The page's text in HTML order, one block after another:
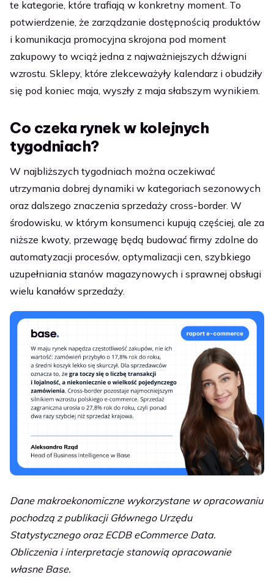
te kategorie, które trafiają w konkretny moment. To
potwierdzenie, że zarządzanie dostępnością produktów
i komunikacja promocyjna skrojona pod moment
zakupowy to wciąż jedna z najważniejszych dźwigni
wzrostu. Sklepy, które zlekceważyły kalendarz i obudziły
się pod koniec maja, wyszły z maja słabszym wynikiem.
Co czeka rynek w kolejnych
tygodniach?
W najbliższych tygodniach można oczekiwać
utrzymania dobrej dynamiki w kategoriach sezonowych
oraz dalszego znaczenia sprzedaży cross-border. W
środowisku, w którym konsumenci kupują częściej, ale za
niższe kwoty, przewagę będą budować firmy zdolne do
automatyzacji procesów, optymalizacji cen, szybkiego
uzupełniania stanów magazynowych i sprawnej obsługi
wielu kanałów sprzedaży.
Dane makroekonomiczne wykorzystane w opracowaniu
pochodzą z publikacji Głównego Urzędu
Statystycznego oraz ECDB eCommerce Data.
Obliczenia i interpretacje stanowią opracowanie
własne Base.